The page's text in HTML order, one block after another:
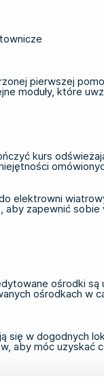
pierwszej
moduły, które
kurs
elektrowni
zapewnić
ośrodki są
ośrodkach w
w dogodnych
aby móc uzyskać